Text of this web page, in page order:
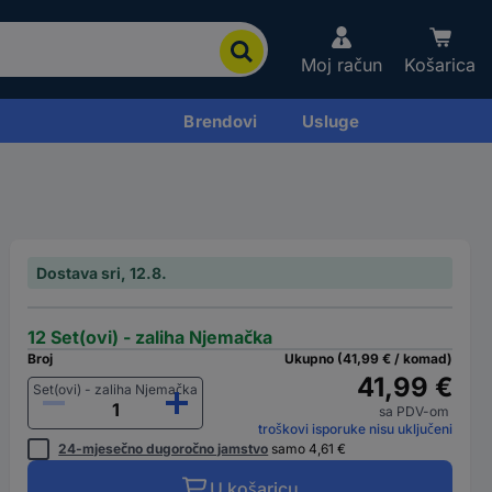
Moj račun Košarica
Brendovi Usluge
Dostava sri, 12.8.
12 Set(ovi) - zaliha Njemačka
Broj
Set(ovi) - zaliha Njemačka
Ukupno (41,99 € / komad)
41,99 €
sa PDV-om
troškovi isporuke nisu uključeni
24-mjesečno dugoročno jamstvo samo 4,61 €